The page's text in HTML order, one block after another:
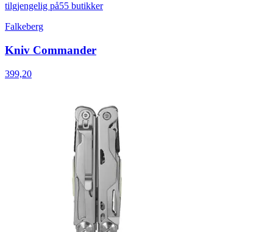
tilgjengelig på55 butikker
Falkeberg
Kniv Commander
399,20